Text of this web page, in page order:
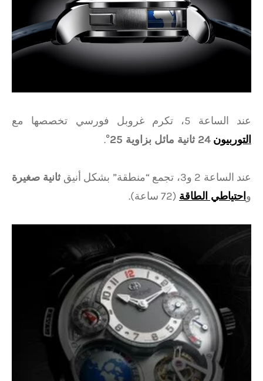
عند الساعة 5، تكرم غروبل فورسي تخصصها مع
التوربيون 24 ثانية مائل بزاوية 25° .
عند الساعة 2 و3، تجمع “منطقة” بشكل أنيق
ثانية صغيرة
و احتياطي الطاقة (72 ساعة).